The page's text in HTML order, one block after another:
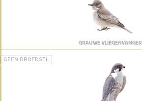
GRAUWE VLIEGENVANGER
GEEN BROEDSEL